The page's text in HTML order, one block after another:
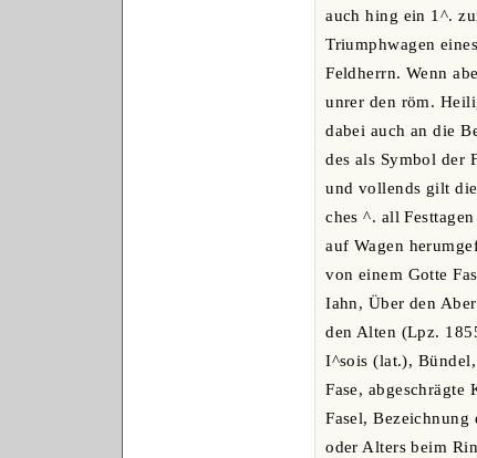
auch hing ein 1^.
Triumphwagen
Feldherrn. Wenn
unrer den röm.
dabei auch an die
des als Symbol der
und vollends gilt
ches ^. all
auf Wagen
von einem Gotte
Iahn, Über den
den Alten (Lpz.
I^sois (lat.),
Fase, abgeschrägte
Fasel, Bezeichnung
oder Alters beim